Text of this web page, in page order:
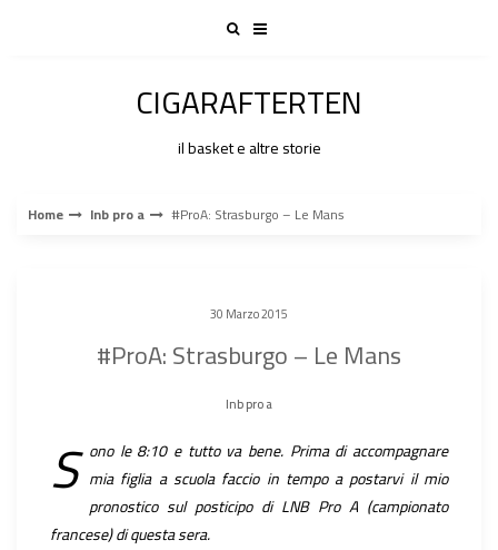
CIGARAFTERTEN
il basket e altre storie
Home lnb pro a #ProA: Strasburgo – Le Mans
30 Marzo 2015
#ProA: Strasburgo – Le Mans
lnb pro a
S ono le 8:10 e tutto va bene. Prima di accompagnare
mia figlia a scuola faccio in tempo a postarvi il mio
pronostico sul posticipo di LNB Pro A (campionato
francese) di questa sera.